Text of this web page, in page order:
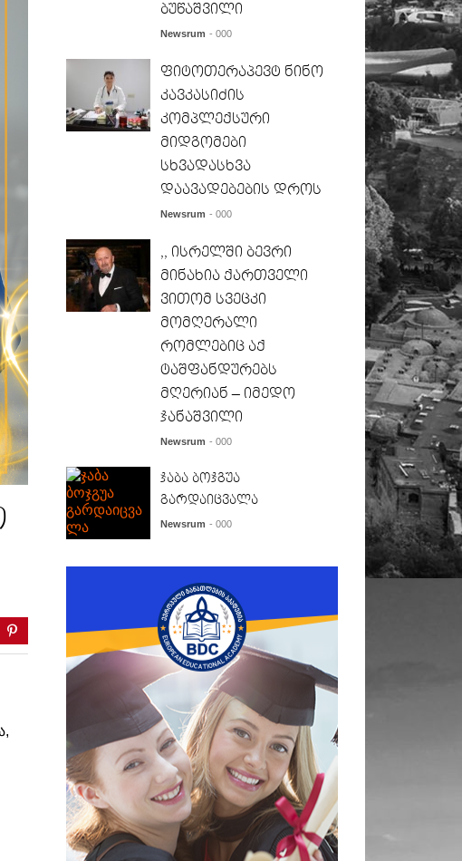
ბუწაშვილი
Newsrum - 000
ფიტოთერაპევტ ნინო
კავკასიძის
კომპლექსური
მიდგომები
სხვადასხვა
დაავადებების დროს
Newsrum - 000
,, ისრელში ბევრი
მინახია ქართველი
ვითომ სვეცკი
მომღერალი
რომლებიც აქ
ტაშფანდურებს
მღერიან – იმედო
ჯანაშვილი
Newsrum - 000
ჯაბა ბოჯგუა
გარდაიცვალა
Newsrum - 000